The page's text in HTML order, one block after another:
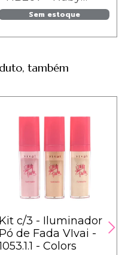
Sem estoque
também
Kit c/3 - Iluminador
Pó de Fada VIvai -
- Colors